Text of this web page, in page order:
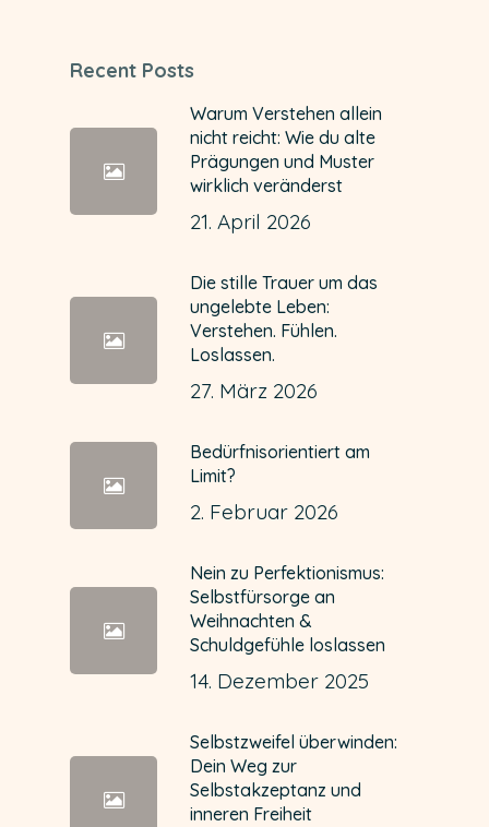
Recent Posts
Warum Verstehen allein
nicht reicht: Wie du alte
Prägungen und Muster
wirklich veränderst
21. April 2026
Die stille Trauer um das
ungelebte Leben:
Verstehen. Fühlen.
Loslassen.
27. März 2026
Bedürfnisorientiert am
Limit?
2. Februar 2026
Nein zu Perfektionismus:
Selbstfürsorge an
Weihnachten &
Schuldgefühle loslassen
14. Dezember 2025
Selbstzweifel überwinden:
Dein Weg zur
Selbstakzeptanz und
inneren Freiheit